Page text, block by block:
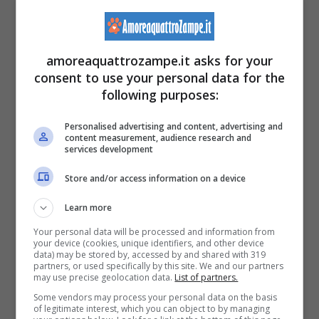
difficile da avvistare è un indicatore della
qualità degli ecosistemi.
La sua presenza
suggerisce che alcune aree verdi urbane e
periurbane riescono ancora a offrire
habitat adeguato a specie sensibili.
Un ecosistema urbano ricco
di vita
Oltre al gatto selvatico, il progetto ha portato
alla luce la presenza di molte altre specie.
Tra i mammiferi rilevati ci sono la lepre
amoreaquattrozampe.it asks for your
consent to use your personal data for the
following purposes:
Personalised advertising and content, advertising and
content measurement, audience research and
services development
Store and/or access information on a device
Learn more
Your personal data will be processed and information from
your device (cookies, unique identifiers, and other device
data) may be stored by, accessed by and shared with 319
partners, or used specifically by this site. We and our partners
may use precise geolocation data. List of partners.
Some vendors may process your personal data on the basis
of legitimate interest, which you can object to by managing